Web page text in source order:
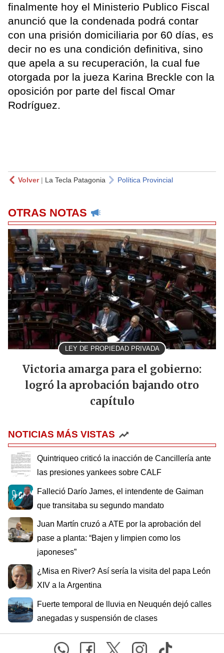
finalmente hoy el Ministerio Publico Fiscal
anunció que la condenada podrá contar
con una prisión domiciliaria por 60 días, es
decir no es una condición definitiva, sino
que apela a su recuperación, la cual fue
otorgada por la jueza Karina Breckle con la
oposición por parte del fiscal Omar
Rodríguez.
Volver| La Tecla Patagonia Política Provincial
OTRAS NOTAS
LEY DE PROPIEDAD PRIVADA
Victoria amarga para el gobierno:
logró la aprobación bajando otro
capítulo
NOTICIAS MÁS VISTAS
Quintriqueo criticó la inacción de Cancillería ante
las presiones yankees sobre CALF
Falleció Darío James, el intendente de Gaiman
que transitaba su segundo mandato
Juan Martín cruzó a ATE por la aprobación del
pase a planta: “Bajen y limpien como los
japoneses”
¿Misa en River? Así sería la visita del papa León
XIV a la Argentina
Fuerte temporal de lluvia en Neuquén dejó calles
anegadas y suspensión de clases